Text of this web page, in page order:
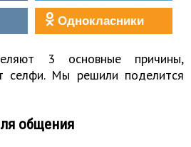
Однокласники
3 основные причины,
селфи. Мы решили поделится
общения